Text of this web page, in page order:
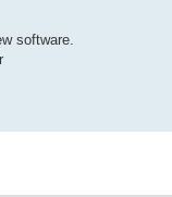
software.